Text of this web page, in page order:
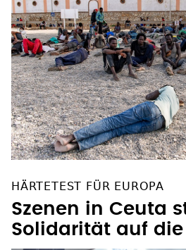
HÄRTETEST FÜR EUROPA
Szenen in Ceuta
Solidarität auf die